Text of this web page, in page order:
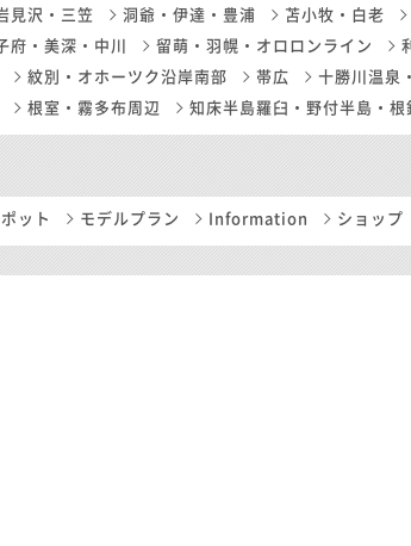
見沢・三笠 洞爺・伊達・豊浦 苫小牧・白老
府・美深・中川 留萌・羽幌・オロロンライン
紋別・オホーツク沿岸南部 帯広 十勝川温泉
根室・霧多布周辺 知床半島羅臼・野付半島・根
ット モデルプラン Information ショップ